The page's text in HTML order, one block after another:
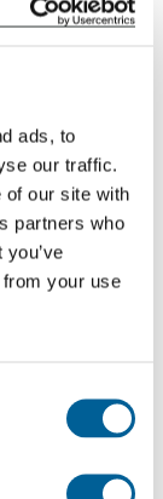
ads, to
our traffic.
of our site with
partners who
your use
una
de
se retrasó